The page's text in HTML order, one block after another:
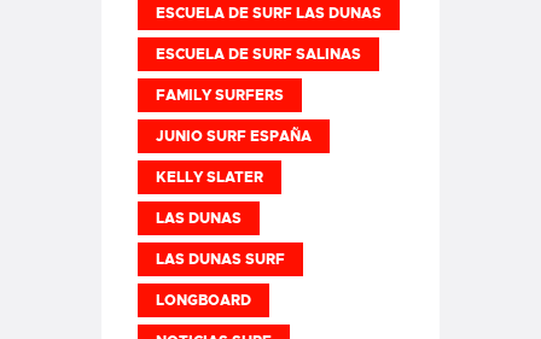
ESCUELA DE SURF LAS DUNAS
ESCUELA DE SURF SALINAS
FAMILY SURFERS
JUNIO SURF ESPAÑA
KELLY SLATER
LAS DUNAS
LAS DUNAS SURF
LONGBOARD